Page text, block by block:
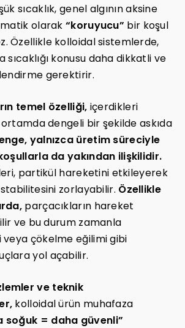
sıcaklık, genel algının aksine
olarak“koruyucu” bir koşul
Özellikle kolloidal sistemlerde,
sıcaklığı konusu daha dikkatli ve
gerektirir.
temel özelliği, içerdikleri
ortamda dengeli bir şekilde askıda
yalnızca üretim süreciyle
da yakından ilişkilidir.
partikül hareketini etkileyerek
zorlayabilir. Özellikle
parçacıkların hareket
ve bu durum zamanla
çökelme eğilimi gibi
yol açabilir.
ve teknik
kolloidal ürün muhafaza
soğuk = daha güvenli”